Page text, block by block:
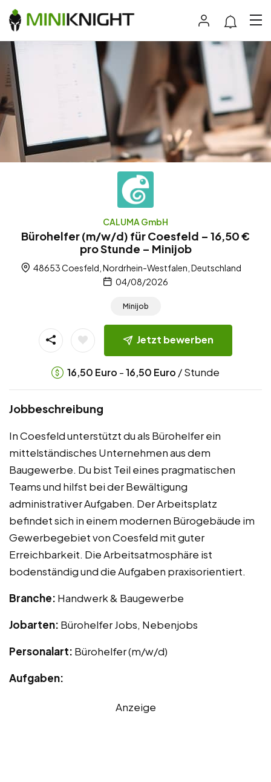
CALUMA GmbH
Bürohelfer (m/w/d) für Coesfeld – 16,50 €
pro Stunde – Minijob
48653 Coesfeld, Nordrhein-Westfalen, Deutschland
04/08/2026
Minijob
Jetzt bewerben
16,50 Euro -16,50 Euro / Stunde
Jobbeschreibung
In Coesfeld unterstützt du als Bürohelfer ein
mittelständisches Unternehmen aus dem
Baugewerbe. Du bist Teil eines pragmatischen
Teams und hilfst bei der Bewältigung
administrativer Aufgaben. Der Arbeitsplatz
befindet sich in einem modernen Bürogebäude im
Gewerbegebiet von Coesfeld mit guter
Erreichbarkeit. Die Arbeitsatmosphäre ist
bodenständig und die Aufgaben praxisorientiert.
Branche: Handwerk & Baugewerbe
Jobarten: Bürohelfer Jobs, Nebenjobs
Personalart: Bürohelfer (m/w/d)
Aufgaben:
Anzeige